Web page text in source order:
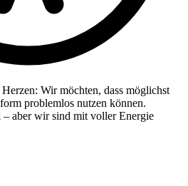
Wir möchten, dass möglichst
problemlos nutzen können.
aber wir sind mit voller Energie